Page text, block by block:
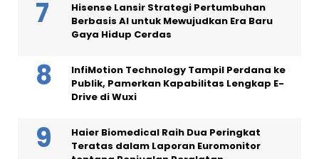
Hisense Lansir Strategi Pertumbuhan
Berbasis AI untuk Mewujudkan Era Baru
Gaya Hidup Cerdas
InfiMotion Technology Tampil Perdana ke
Publik, Pamerkan Kapabilitas Lengkap E-
Drive di Wuxi
Haier Biomedical Raih Dua Peringkat
Teratas dalam Laporan Euromonitor